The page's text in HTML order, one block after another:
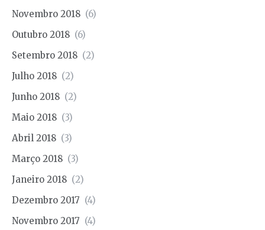
Novembro 2018 (6)
Outubro 2018 (6)
Setembro 2018 (2)
Julho 2018 (2)
Junho 2018 (2)
Maio 2018 (3)
Abril 2018 (3)
Março 2018 (3)
Janeiro 2018 (2)
Dezembro 2017 (4)
Novembro 2017 (4)